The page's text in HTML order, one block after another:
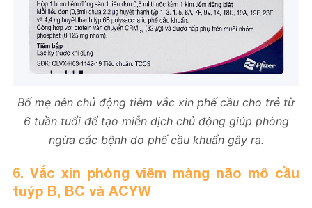
Bố mẹ nên chủ động tiêm vắc xin phế cầu cho trẻ từ
6 tuần tuổi để tạo miễn dịch chủ động giúp phòng
ngừa các bệnh do phế cầu khuẩn gây ra.
6. Vắc xin phòng viêm màng não mô cầu
tuýp B, BC và ACYW